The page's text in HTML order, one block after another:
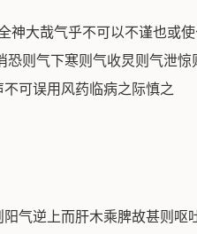
神大哉气乎不可以不谨也或
则气下寒则气收炅则气泄惊
可误用风药临病之际慎之
气逆上而肝木乘脾故甚则呕